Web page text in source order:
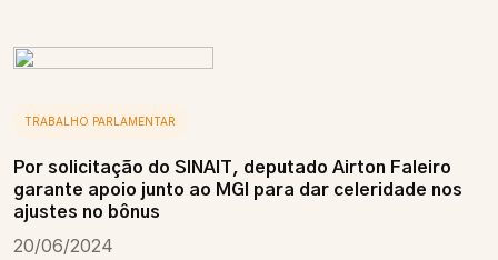
TRABALHO PARLAMENTAR
Por solicitação do SINAIT, deputado Airton Faleiro
garante apoio junto ao MGI para dar celeridade nos
ajustes no bônus
20/06/2024